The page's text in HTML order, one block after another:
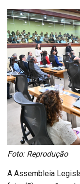
Foto: Reprodução
A Assembleia